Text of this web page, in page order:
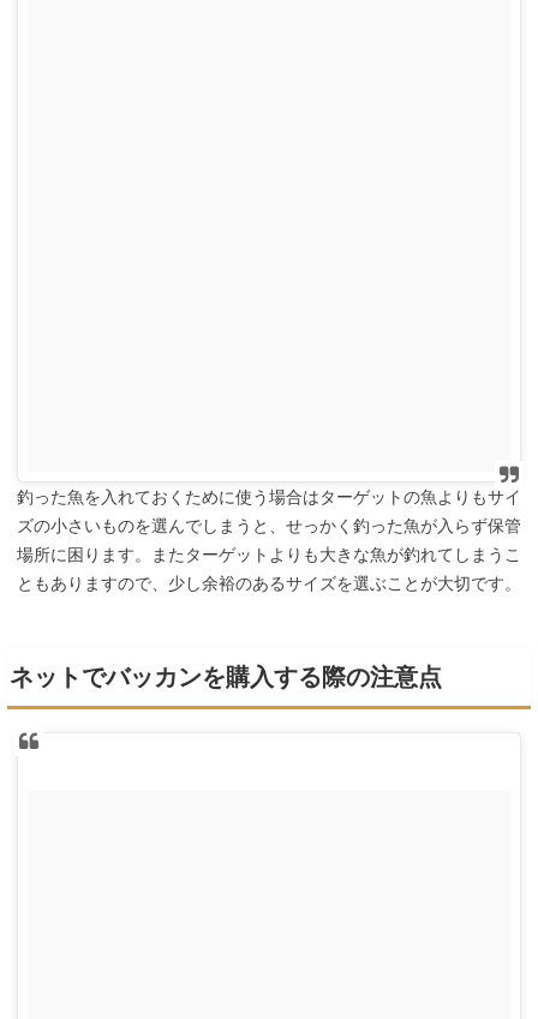
釣った魚を入れておくために使う場合はターゲットの魚よりもサイ
ズの小さいものを選んでしまうと、せっかく釣った魚が入らず保管
場所に困ります。またターゲットよりも大きな魚が釣れてしまうこ
ともありますので、少し余裕のあるサイズを選ぶことが大切です。
ネットでバッカンを購入する際の注意点